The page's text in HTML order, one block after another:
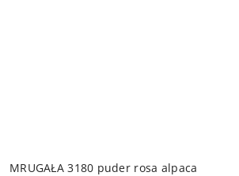
MRUGAŁA 3180 puder rosa alpaca